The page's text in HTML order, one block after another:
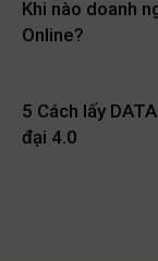
Khi nào doanh
Online?
5 Cách lấy
đại 4.0